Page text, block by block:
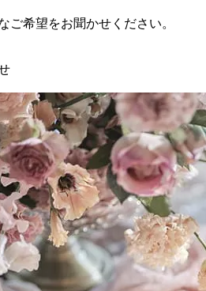
ご希望をお聞かせください。